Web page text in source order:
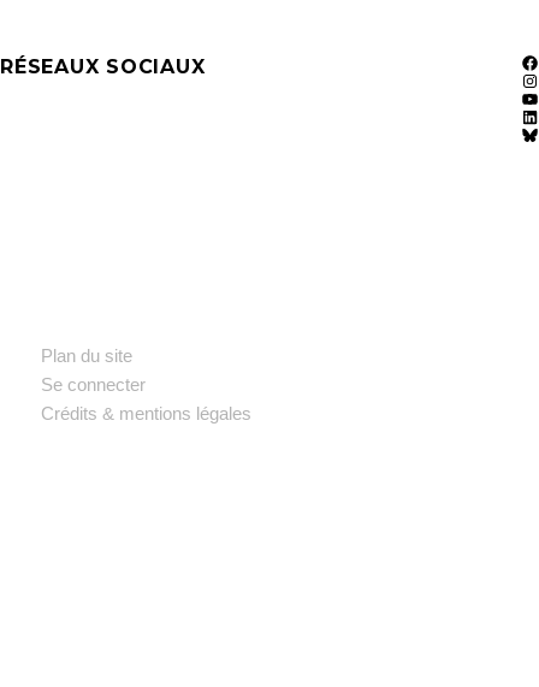
RÉSEAUX SOCIAUX
Plan du site
Se connecter
Crédits & mentions légales